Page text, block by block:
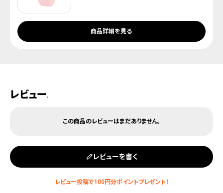
商品詳細を見る
レビュー.
レビューを書く